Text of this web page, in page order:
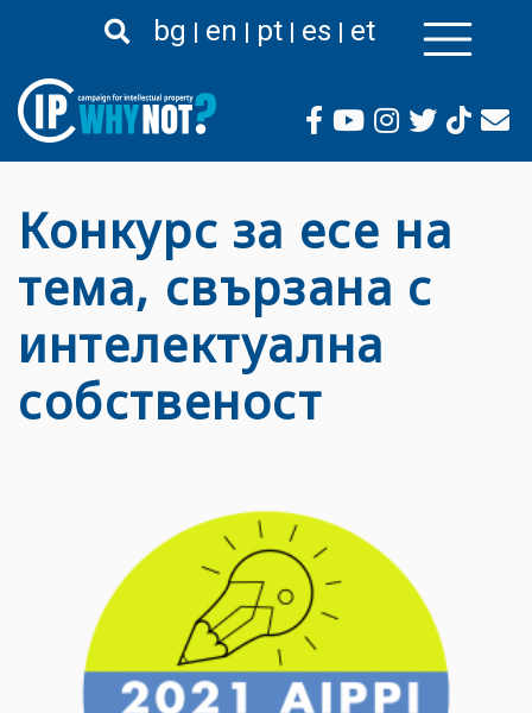
към
съдържание
bg en pt es et
Конкурс за есе на
тема, свързана с
интелектуална
собственост